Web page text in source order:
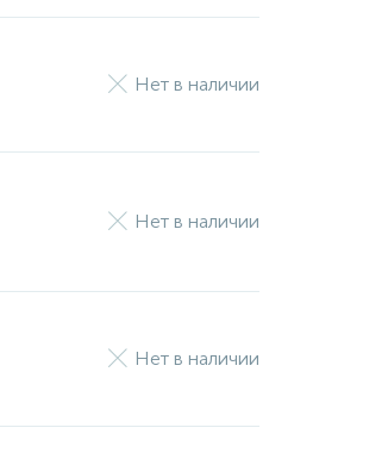
Нет в наличии
Нет в наличии
Нет в наличии